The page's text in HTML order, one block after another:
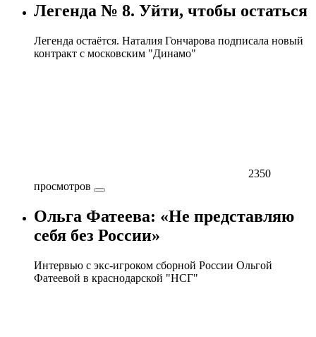
Легенда № 8. Уйти, чтобы остаться
Легенда остаётся. Наталия Гончарова подписала новый
контракт с московским "Динамо"
2350
просмотров
Ольга Фатеева: «Не представляю
себя без России»
Интервью с экс-игроком сборной России Ольгой
Фатеевой в краснодарской "НСГ"